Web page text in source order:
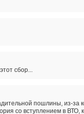
сбор...
пошлины, из-за
со вступлением в ВТО,